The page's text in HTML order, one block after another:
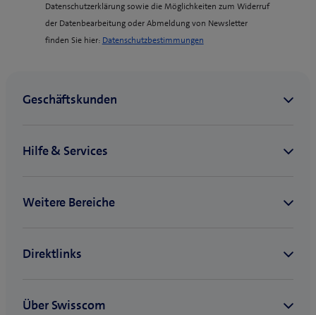
Datenschutzerklärung sowie die Möglichkeiten zum Widerruf
der Datenbearbeitung oder Abmeldung von Newsletter
finden Sie hier: Datenschutzbestimmungen(